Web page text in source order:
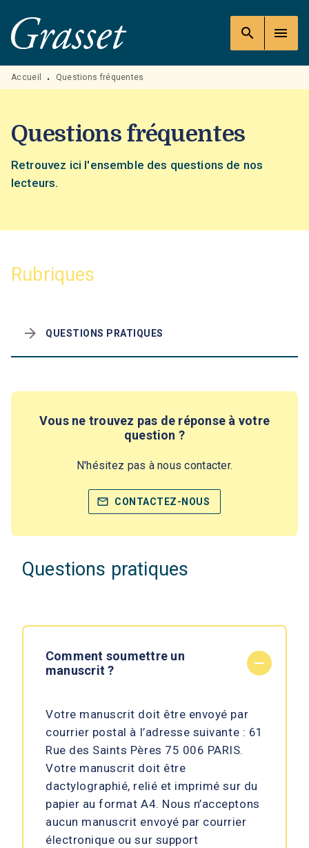
MENU RECHERCHE
PIED DE PAGE
search menu
Accueil • Questions fréquentes
Questions fréquentes
Retrouvez ici l'ensemble des questions de nos
lecteurs.
Rubriques
arrow_forward QUESTIONS PRATIQUES
Vous ne trouvez pas de réponse à votre
question ?
N'hésitez pas à nous contacter.
mail_outline CONTACTEZ-NOUS
Questions pratiques
Comment soumettre un
manuscrit ?
remove
Votre manuscrit doit être envoyé par
courrier postal à l’adresse suivante : 61
Rue des Saints Pères 75 006 PARIS.
Votre manuscrit doit être
dactylographié, relié et imprimé sur du
papier au format A4. Nous n’acceptons
aucun manuscrit envoyé par courrier
électronique ou sur support